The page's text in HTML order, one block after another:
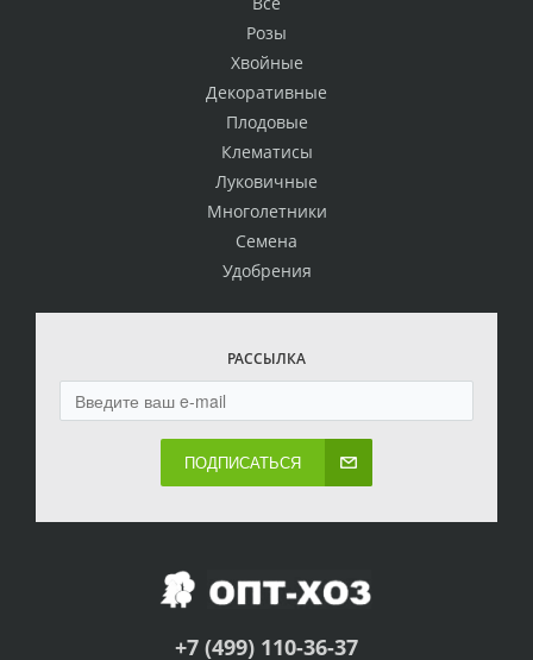
Розы
Хвойные
Декоративные
Плодовые
Клематисы
Луковичные
Многолетники
Семена
Удобрения
РАССЫЛКА
ПОДПИСАТЬСЯ
+7 (499) 110-36-37